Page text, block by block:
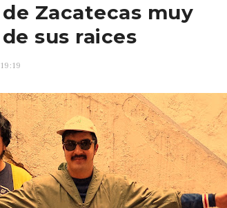
Zacatecas muy
sus raices
19:19